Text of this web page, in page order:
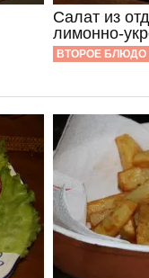
Салат из
лимонно-
ВТОРОЕ БЛЮДО